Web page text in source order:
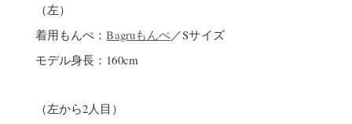
（左）
着用もんぺ：Bagruもんぺ／Sサイズ
モデル身長：160cm
（左から2人目）